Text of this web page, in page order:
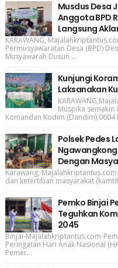
Musdus Desa
Anggota BPD
Langsung
KARAWANG,
Permusyawaratan Desa (BPD)
Musyawarah Dusun ...
Kunjungi
Laksanakan
Muspika
Komandan Kodim (Dandim) 0604
Polsek Pedes
Dengan
Karawang,
dan ketertiban masyarakat
Pemko Binjai
Teguhkan
2045
Binjai-Majalahkriptantus.com-
Peringatan Hari Anak Nasional
Pemer...